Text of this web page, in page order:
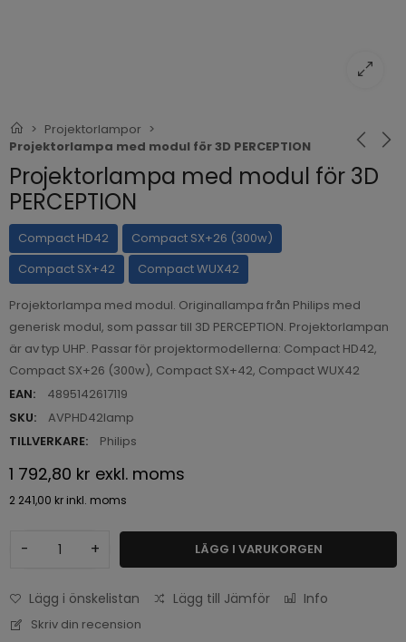
Projektorlampor
Projektorlampa med modul för 3D PERCEPTION
Projektorlampa med modul för 3D
PERCEPTION
Compact HD42
Compact SX+26 (300w)
Compact SX+42
Compact WUX42
Projektorlampa med modul. Originallampa från Philips med
generisk modul, som passar till 3D PERCEPTION. Projektorlampan
är av typ UHP. Passar för projektormodellerna: Compact HD42,
Compact SX+26 (300w), Compact SX+42, Compact WUX42
EAN:
4895142617119
SKU:
AVPHD42lamp
TILLVERKARE:
Philips
1 792,80 kr exkl. moms
2 241,00 kr inkl. moms
- + LÄGG I VARUKORGEN
Lägg i önskelistan Lägg till Jämför Info
Skriv din recension